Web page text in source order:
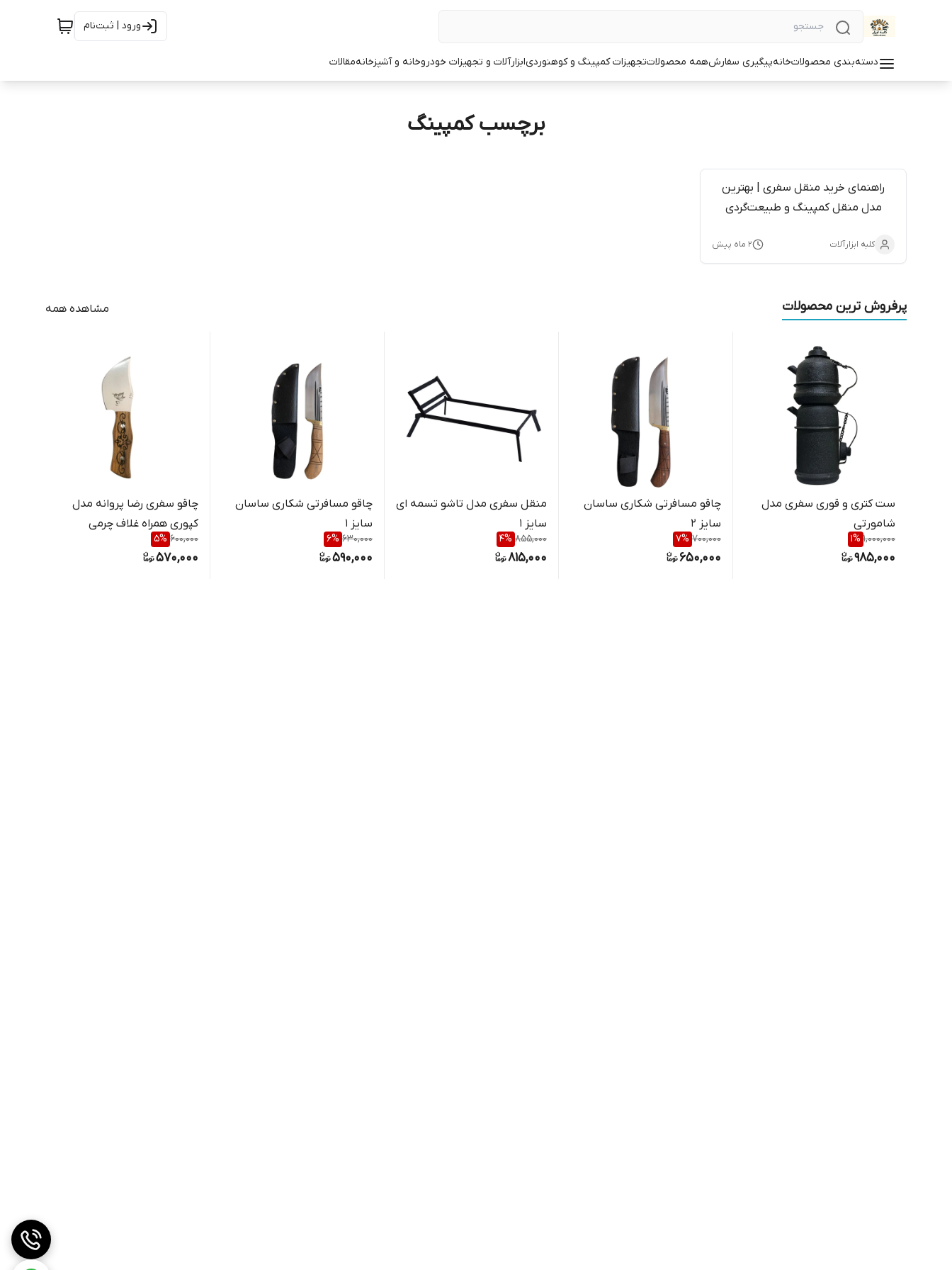
ورود | ثبت‌نام
دسته‌بندی محصولاتخانهپیگیری سفارشهمه محصولاتتجهیزات کمپینگ و کوهنوردیابزارآلات و تجهیزات خودروخانه و آشپزخانهمقالات
برچسب کمپینگ
راهنمای خرید منقل سفری | بهترین
مدل منقل کمپینگ و طبیعت‌گردی
۲ ماه پیش کلبه ابزارآلات
پرفروش ترین محصولات مشاهده همه
ست کتری و قوری سفری مدل
شامورتی
1,000,000
1%
985,000
چاقو مسافرتی شکاری ساسان
سایز 2
700,000
7%
650,000
منقل سفری مدل تاشو تسمه ای
سایز 1
855,000
4%
815,000
چاقو مسافرتی شکاری ساسان
سایز 1
630,000
6%
590,000
چاقو سفری رضا پروانه مدل
کپوری همراه غلاف چرمی
600,000
5%
570,000